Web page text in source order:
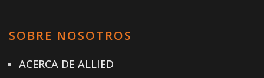
SOBRE NOSOTROS
ACERCA DE ALLIED